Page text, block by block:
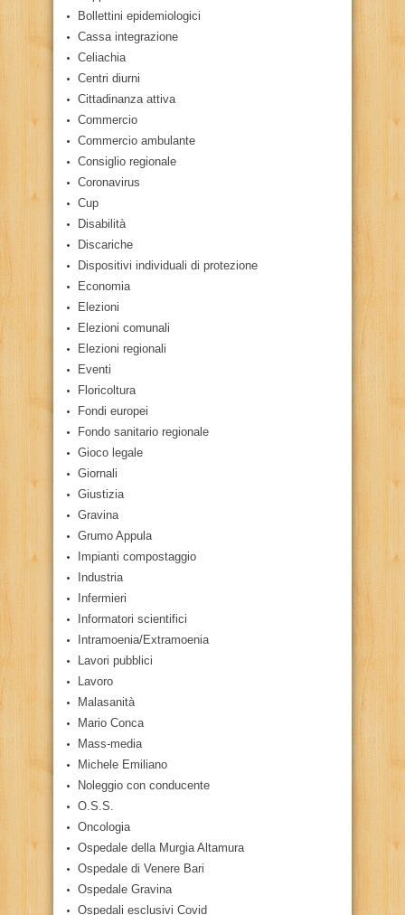
Bollettini epidemiologici
Cassa integrazione
Celiachia
Centri diurni
Cittadinanza attiva
Commercio
Commercio ambulante
Consiglio regionale
Coronavirus
Cup
Disabilità
Discariche
Dispositivi individuali di protezione
Economia
Elezioni
Elezioni comunali
Elezioni regionali
Eventi
Floricoltura
Fondi europei
Fondo sanitario regionale
Gioco legale
Giornali
Giustizia
Gravina
Grumo Appula
Impianti compostaggio
Industria
Infermieri
Informatori scientifici
Intramoenia/Extramoenia
Lavori pubblici
Lavoro
Malasanità
Mario Conca
Mass-media
Michele Emiliano
Noleggio con conducente
O.S.S.
Oncologia
Ospedale della Murgia Altamura
Ospedale di Venere Bari
Ospedale Gravina
Ospedali esclusivi Covid